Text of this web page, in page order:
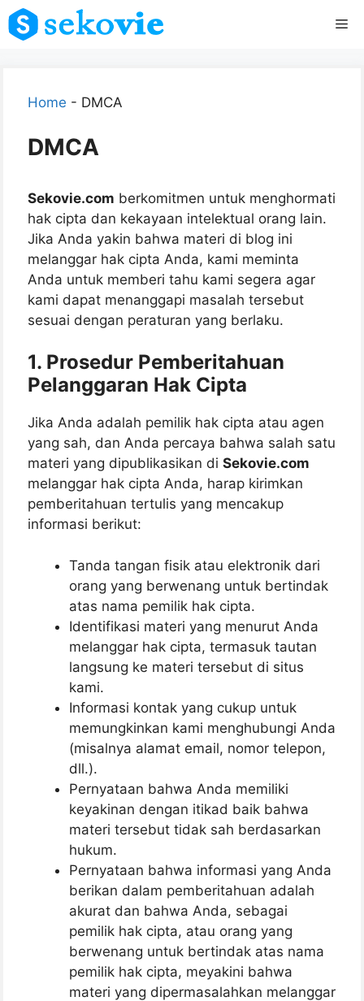
Skip
to
Home - DMCA
DMCA
Sekovie.com berkomitmen untuk menghormati
hak cipta dan kekayaan intelektual orang lain.
Jika Anda yakin bahwa materi di blog ini
melanggar hak cipta Anda, kami meminta
Anda untuk memberi tahu kami segera agar
kami dapat menanggapi masalah tersebut
sesuai dengan peraturan yang berlaku.
1. Prosedur Pemberitahuan
Pelanggaran Hak Cipta
Jika Anda adalah pemilik hak cipta atau agen
yang sah, dan Anda percaya bahwa salah satu
materi yang dipublikasikan di Sekovie.com
melanggar hak cipta Anda, harap kirimkan
pemberitahuan tertulis yang mencakup
informasi berikut:
Tanda tangan fisik atau elektronik dari
orang yang berwenang untuk bertindak
atas nama pemilik hak cipta.
Identifikasi materi yang menurut Anda
melanggar hak cipta, termasuk tautan
langsung ke materi tersebut di situs
kami.
Informasi kontak yang cukup untuk
memungkinkan kami menghubungi Anda
(misalnya alamat email, nomor telepon,
dll.).
Pernyataan bahwa Anda memiliki
keyakinan dengan itikad baik bahwa
materi tersebut tidak sah berdasarkan
hukum.
Pernyataan bahwa informasi yang Anda
berikan dalam pemberitahuan adalah
akurat dan bahwa Anda, sebagai
pemilik hak cipta, atau orang yang
berwenang untuk bertindak atas nama
pemilik hak cipta, meyakini bahwa
materi yang dipermasalahkan melanggar